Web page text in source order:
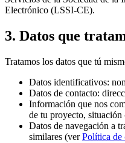
Electrónico (LSSI-CE).
3. Datos que
Tratamos los datos que tú
Datos identificativos:
Datos de contacto:
Información que nos
de tu proyecto, situación
Datos de navegación a
similares (ver Política de